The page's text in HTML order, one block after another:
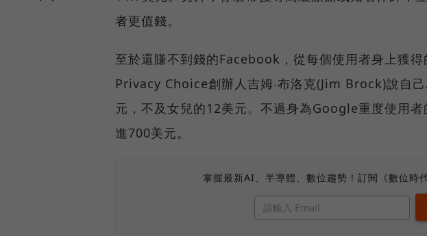
者更值錢。
至於還賺不到錢的Facebook，從每個使用者身上獲得
Privacy Choice創辦人吉姆‧布洛克(Jim Brock)說自
元，不及女兒的12美元。不過身為Google重度使用
進700美元。
掌握最新AI、半導體、數位趨勢！訂閱《數位時